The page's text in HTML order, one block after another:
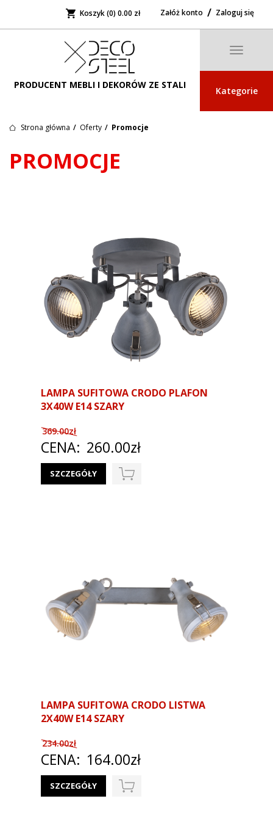
Koszyk (0)0.00 zł Załóż konto Zaloguj się
PRODUCENT MEBLI I DEKORÓW ZE STALI
Toggle
Kategorie
Strona główna Oferty Promocje
PROMOCJE
LAMPA SUFITOWA CRODO PLAFON
3X40W E14 SZARY
369.00zł
CENA: 260.00zł
SZCZEGÓŁY
LAMPA SUFITOWA CRODO LISTWA
2X40W E14 SZARY
234.00zł
CENA: 164.00zł
SZCZEGÓŁY